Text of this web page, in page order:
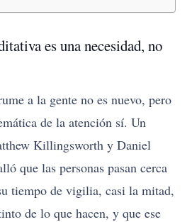
es una necesidad, no
a la gente no es nuevo, pero
de la atención sí. Un
Killingsworth y Daniel
que las personas pasan cerca
tiempo de vigilia, casi la mitad,
de lo que hacen, y que ese